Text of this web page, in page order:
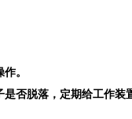
。
否脱落，定期给工作